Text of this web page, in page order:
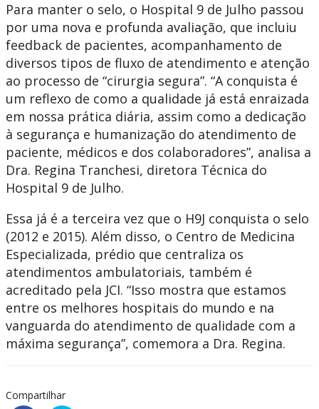
Para manter o selo, o Hospital 9 de Julho passou
por uma nova e profunda avaliação, que incluiu
feedback de pacientes, acompanhamento de
diversos tipos de fluxo de atendimento e atenção
ao processo de “cirurgia segura”. “A conquista é
um reflexo de como a qualidade já está enraizada
em nossa prática diária, assim como a dedicação
à segurança e humanização do atendimento de
paciente, médicos e dos colaboradores”, analisa a
Dra. Regina Tranchesi, diretora Técnica do
Hospital 9 de Julho.
Essa já é a terceira vez que o H9J conquista o selo
(2012 e 2015). Além disso, o Centro de Medicina
Especializada, prédio que centraliza os
atendimentos ambulatoriais, também é
acreditado pela JCI. “Isso mostra que estamos
entre os melhores hospitais do mundo e na
vanguarda do atendimento de qualidade com a
máxima segurança”, comemora a Dra. Regina.
Compartilhar